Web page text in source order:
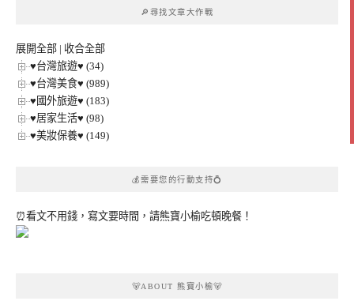
🔎尋找文章大作戰
展開全部 | 收合全部
♥台灣旅遊♥ (34)
♥台灣美食♥ (989)
♥國外旅遊♥ (183)
♥居家生活♥ (98)
♥美妝保養♥ (149)
💰需要您的行動支持💍
⏰看文不用錢，寫文要時間，請熊寶小榆吃頓晚餐！
🐻ABOUT 熊寶小榆🐻